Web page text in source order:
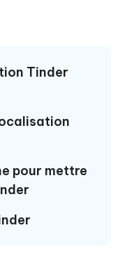
Tinder
pour mettre